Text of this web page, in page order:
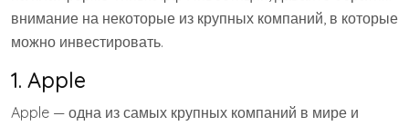
внимание на некоторые из крупных компаний, в которые
можно инвестировать.
1. Apple
Apple — одна из самых крупных компаний в мире и